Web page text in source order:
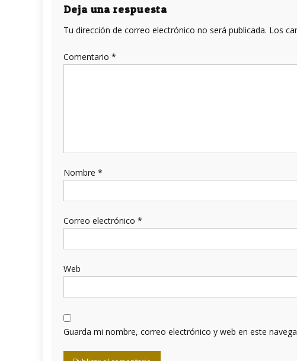
entradas
Deja una respuesta
Tu dirección de correo electrónico no será publicada. Los
Comentario *
Nombre *
Correo electrónico *
Web
Guarda mi nombre, correo electrónico y web en este